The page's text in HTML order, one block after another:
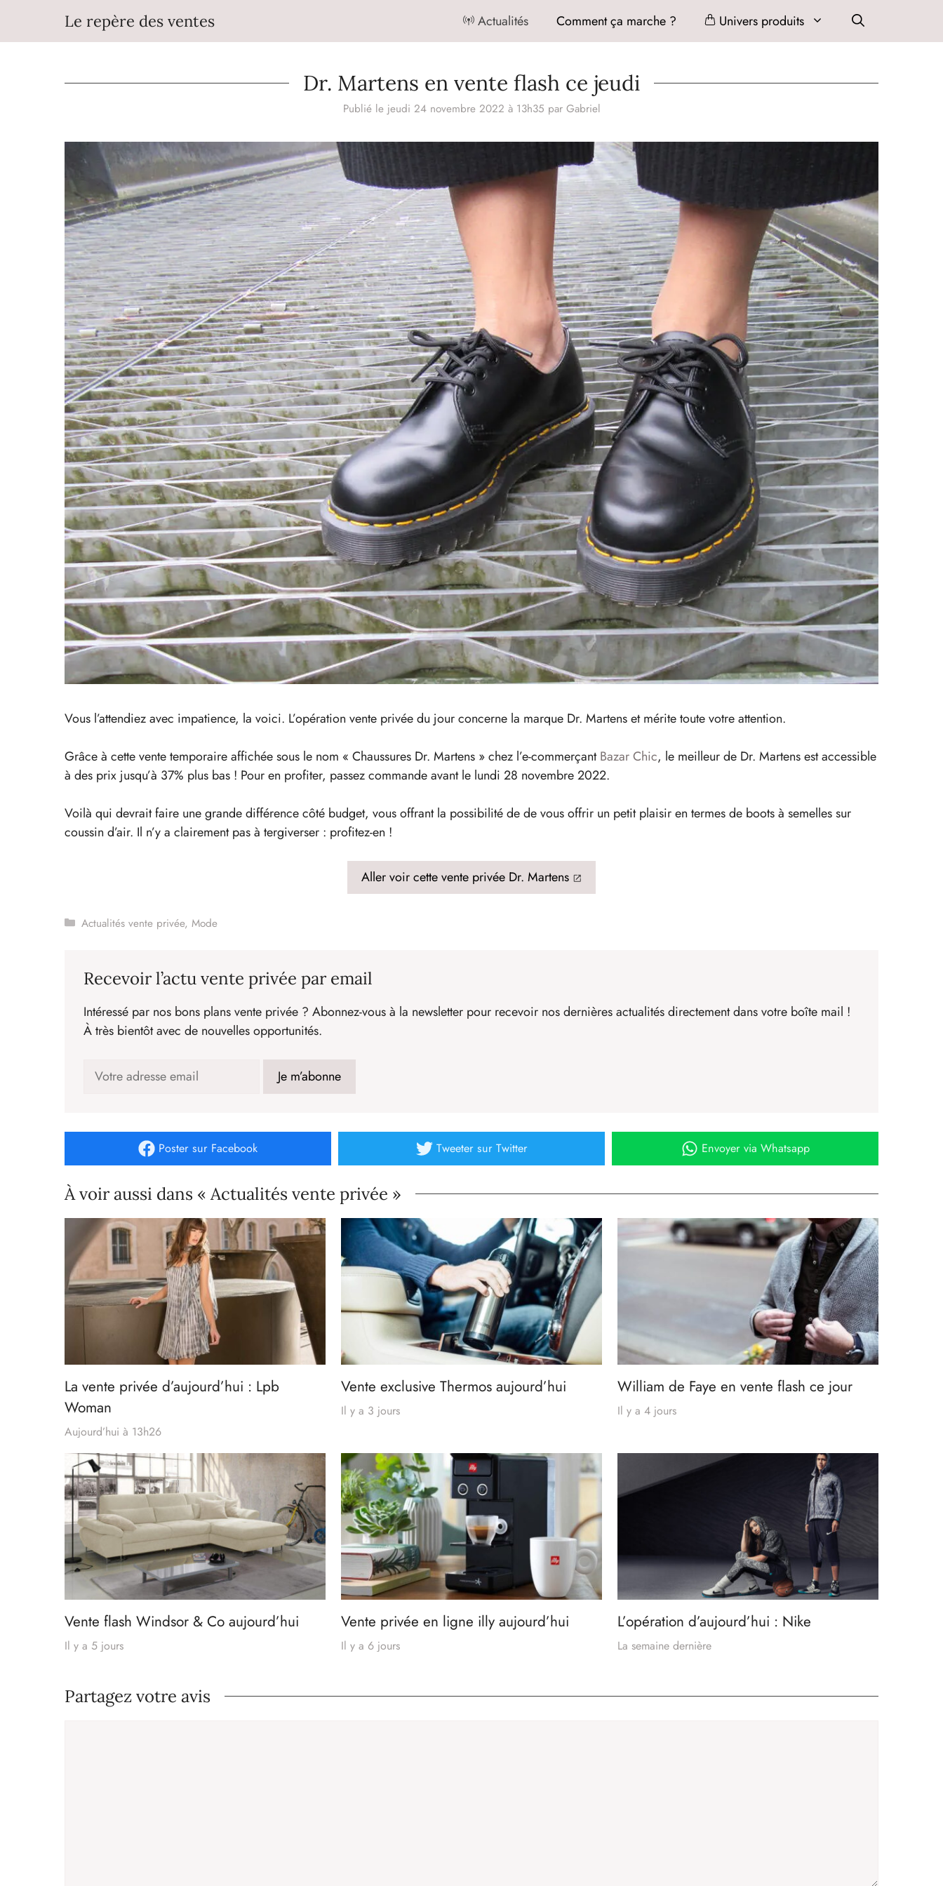
contenu
Le repère des ventes Actualités Comment ça marche ? Univers produits
Dr. Martens en vente flash ce jeudi
Publié le jeudi 24 novembre 2022 à 13h35 par Gabriel
Vous l’attendiez avec impatience, la voici. L’opération vente privée du jour concerne la marque Dr. Martens et mérite toute votre attention.
Grâce à cette vente temporaire affichée sous le nom « Chaussures Dr. Martens » chez l’e-commerçantBazar Chic, le meilleur de Dr. Martens est accessible
à des prix jusqu’à 37% plus bas ! Pour en profiter, passez commande avant le lundi 28 novembre 2022.
Voilà qui devrait faire une grande différence côté budget, vous offrant la possibilité de de vous offrir un petit plaisir en termes de boots à semelles sur
coussin d’air. Il n’y a clairement pas à tergiverser : profitez-en !
Aller voir cette vente privée Dr. Martens
Catégories
Actualités vente privée,Mode
Recevoir l’actu vente privée par email
Intéressé par nos bons plans vente privée ? Abonnez-vous à la newsletter pour recevoir nos dernières actualités directement dans votre boîte mail !
À très bientôt avec de nouvelles opportunités.
Poster sur Facebook Tweetersur Twitter Envoyervia Whatsapp
À voir aussi dans « Actualités vente privée »
La vente privée d’aujourd’hui : Lpb
Woman
Aujourd’hui à 13h26
Vente exclusive Thermos aujourd’hui
Il y a 3 jours
William de Faye en vente flash ce jour
Il y a 4 jours
Vente flash Windsor & Co aujourd’hui
Il y a 5 jours
Vente privée en ligne illy aujourd’hui
Il y a 6 jours
L’opération d’aujourd’hui : Nike
La semaine dernière
Partagez votre avis